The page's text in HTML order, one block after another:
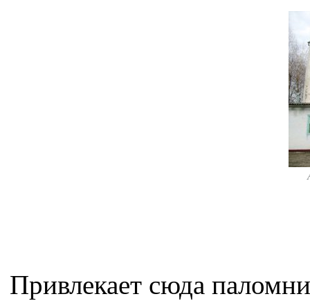
Привлекает сюда